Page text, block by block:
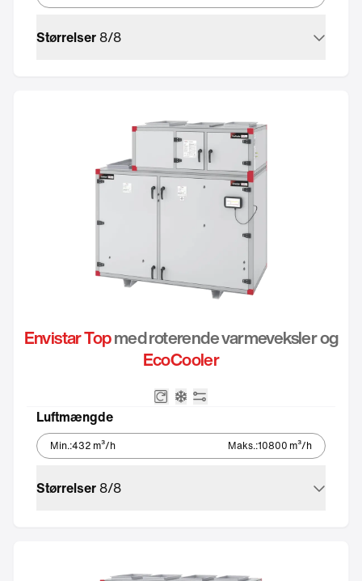
Størrelser8/8
Envistar Topmed roterende varmeveksler og
EcoCooler
Luftmængde
Min.:432 m³/h Maks.:10800 m³/h
Størrelser8/8